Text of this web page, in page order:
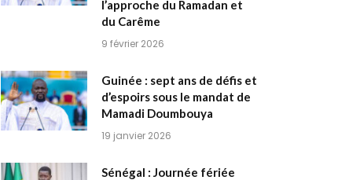
l’approche du Ramadan et
du Carême
9 février 2026
Guinée : sept ans de défis et
d’espoirs sous le mandat de
Mamadi Doumbouya
19 janvier 2026
Sénégal : Journée fériée